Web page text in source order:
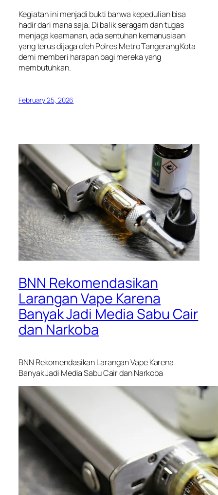
Kegiatan ini menjadi bukti bahwa kepedulian bisa
hadir dari mana saja. Di balik seragam dan tugas
menjaga keamanan, ada sentuhan kemanusiaan
yang terus dijaga oleh Polres Metro Tangerang Kota
demi memberi harapan bagi mereka yang
membutuhkan.
February 25, 2026
BNN Rekomendasikan
Larangan Vape Karena
Banyak Jadi Media Sabu Cair
dan Narkoba
BNN Rekomendasikan Larangan Vape Karena
Banyak Jadi Media Sabu Cair dan Narkoba